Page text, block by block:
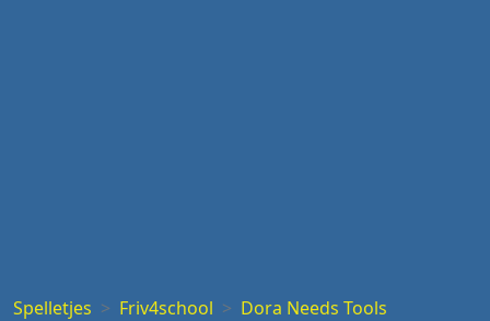
Spelletjes Friv4school Dora Needs Tools